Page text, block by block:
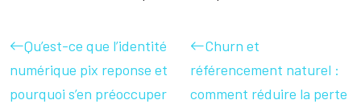
Qu’est-ce que l’identité
numérique pix reponse et
pourquoi s’en préoccuper
Churn et
référencement naturel :
comment réduire la perte